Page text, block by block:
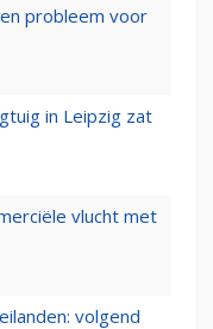
probleem voor
in Leipzig zat
vlucht met
volgend